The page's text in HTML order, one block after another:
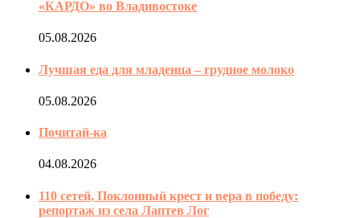
«КАРДО» во Владивостоке
05.08.2026
Лучшая еда для младенца – грудное молоко
05.08.2026
Почитай-ка
04.08.2026
110 сетей, Поклонный крест и вера в победу:
репортаж из села Лаптев Лог